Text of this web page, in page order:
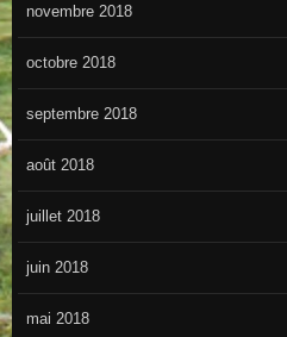
novembre 2018
octobre 2018
septembre 2018
août 2018
juillet 2018
juin 2018
mai 2018